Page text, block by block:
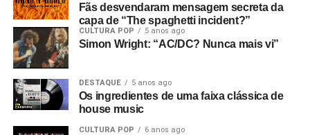
Fãs desvendaram mensagem secreta da
capa de “The spaghetti incident?”
CULTURA POP 5 anos ago
Simon Wright: “AC/DC? Nunca mais vi”
DESTAQUE 5 anos ago
Os ingredientes de uma faixa clássica de
house music
CULTURA POP 6 anos ago